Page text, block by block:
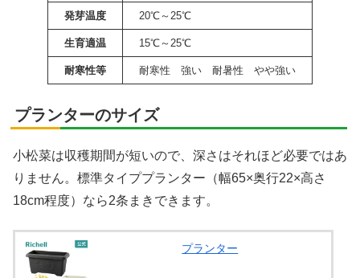
発芽温度 20℃～25℃
生育適温 15℃～25℃
耐寒性等 耐寒性 強い 耐暑性 やや強い
プランターのサイズ
小松菜は収穫期間が短いので、深さはそれほど必要ではあ
りません。標準タイププランター（幅65×奥行22×高さ
18cm程度）なら2条まきできます。
プランター